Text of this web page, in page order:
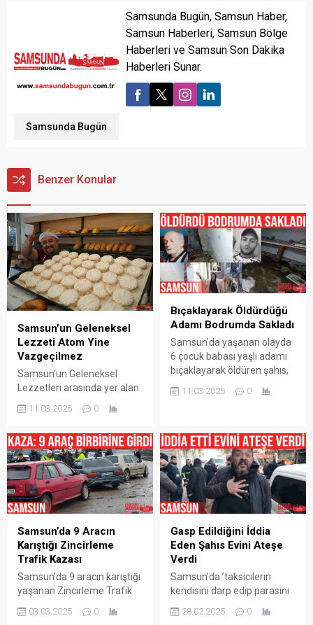
Samsunda Bugün
Samsunda Bugün, Samsun Haber,
Samsun Haberleri, Samsun Bölge
Haberleri ve Samsun Son Dakika
Haberleri Sunar.
Benzer Konular
Samsun’un Geleneksel
Lezzeti Atom Yine
Vazgeçilmez
Samsun‘un Geleneksel
Lezzetleri arasında yer alan
ayında da İftar Sofraları
sürdürüyor. Fırın ustalarının
yoğun mesai harcadığı atom
tatlısı, yumurta akı, şeker ve
sudan hazırlanıyor. Her yaş
grubundan sevilen bu tatlı,
Ramazan ayında daha fazla
talep görüyor. Geleneksel
yöntemlerle yapılan ve özel
bir aparatla şekil verilen...
11.03.2025 0
Bıçaklayarak Öldürdüğü
Adamı Bodrumda Sakladı
Samsun’da yaşanan olayda
6 çocuk babası yaşlı adamı
bıçaklayarak öldüren şahıs,
cesedi 4 gün boyunca
babasının evinin
Canik ilçesi Yavuzselim
Mahallesi’nde meydana
geldi. Edinilen bilgiye göre, 6
çocuk babası Sebahattin
Coşar (69), 6 Mart günü
yaşlılık maaşını çekmek için
evinden ayrıldı. Aynı
zamanda Alzheimer
hastası...
11.03.2025 0
Samsun’da 9 Aracın
Karıştığı Zincirleme
Trafik Kazası
Samsun‘da 9 aracın karıştığı
yaşanan Zincirleme Trafik
yaralanan olmadığı ve
03.03.2025 0
Gasp Edildiğini İddia
Eden Şahıs Evini Ateşe
Verdi
Samsun’da ’taksicilerin
kendisini darp edip parasını
112’ye intihar edeceği
28.02.2025 0